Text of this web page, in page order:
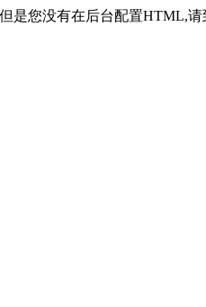
是您没有在后台配置HTML,